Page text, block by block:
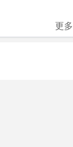
更多